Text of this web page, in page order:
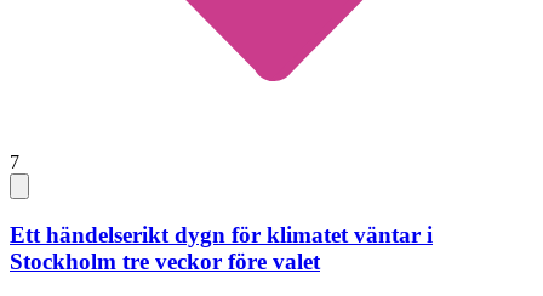
7
Ett händelserikt dygn för klimatet väntar i
Stockholm tre veckor före valet